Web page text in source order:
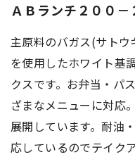
ＡＢランチ２００－
主原料のバガス(サト
を使用したホワイト基
クスです。お弁当・パ
ざまなメニューに対応
展開しています。耐油
応しているのでテイク